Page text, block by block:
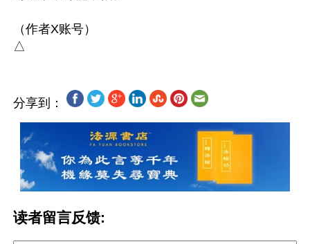
（作者X账号）
分享到：
读者留言反馈: